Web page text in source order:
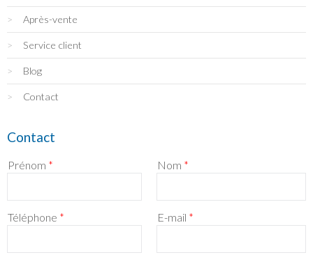
Après-vente
Service client
Blog
Contact
Contact
Prénom * Nom *
Téléphone * E-mail *